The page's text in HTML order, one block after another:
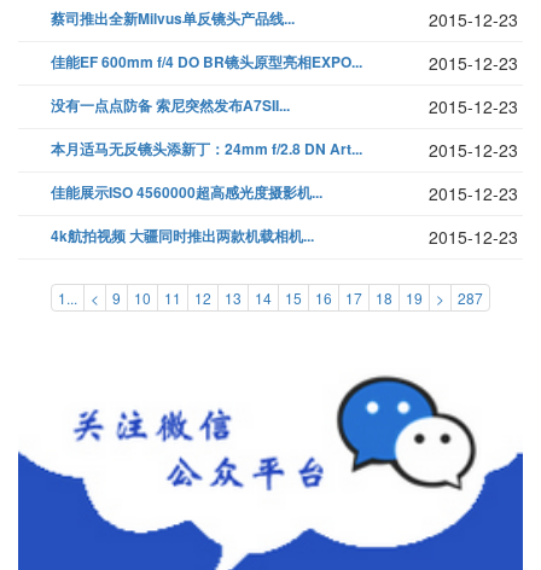
蔡司推出全新Milvus单反镜头产品线... 2015-12-23
佳能EF 600mm f/4 DO BR镜头原型亮相EXPO... 2015-12-23
没有一点点防备 索尼突然发布A7SII... 2015-12-23
本月适马无反镜头添新丁：24mm f/2.8 DN Art... 2015-12-23
佳能展示ISO 4560000超高感光度摄影机... 2015-12-23
4k航拍视频 大疆同时推出两款机载相机... 2015-12-23
1... < 9 10 11 12 13 14 15 16 17 18 19 > 287